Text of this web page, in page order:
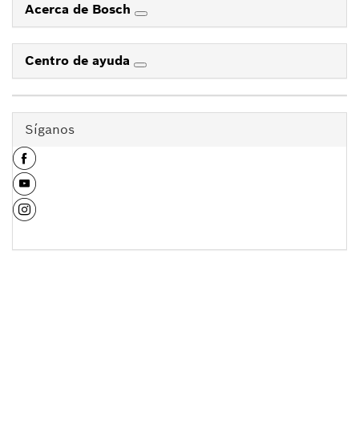
Acerca de Bosch
Centro de ayuda
Síganos